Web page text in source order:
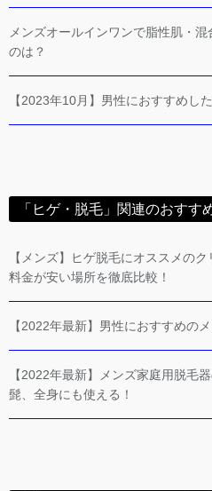
メンズオールインワンで脂性肌・
のは？
【2023年10月】男性におすすめし
「ヒゲ・脱毛」関連のおすす
【メンズ】ヒゲ脱毛にオススメの
料金が安い場所を徹底比較！
【2022年最新】男性におすすめの
【2022年最新】メンズ家庭用脱毛
髭、全身にも使える！